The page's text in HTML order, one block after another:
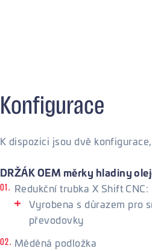
Konfigurace
K dispozici jsou dvě
DRŽÁK OEM měrky hladiny
Redukční trubka X Shift CNC:
Vyrobena s důrazem pro
převodovky
Měděná podložka